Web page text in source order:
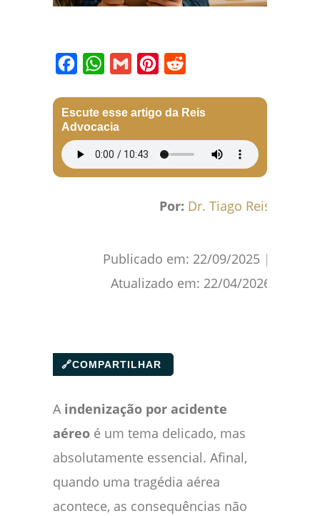
Escute esse artigo da Reis
Advocacia
Por: Dr. Tiago Reis
Publicado em: 22/09/2025 |
Atualizado em: 22/04/2026
🔗COMPARTILHAR
A indenização por acidente
aéreo é um tema delicado, mas
absolutamente essencial. Afinal,
quando uma tragédia aérea
acontece, as consequências não